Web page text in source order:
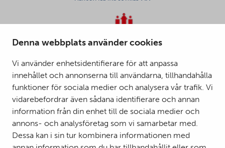
Denna webbplats använder cookies
Vi använder enhetsidentifierare för att anpassa
innehållet och annonserna till användarna, tillhandahålla
funktioner för sociala medier och analysera vår trafik. Vi
vidarebefordrar även sådana identifierare och annan
information från din enhet till de sociala medier och
annons- och analysföretag som vi samarbetar med.
Dessa kan i sin tur kombinera informationen med